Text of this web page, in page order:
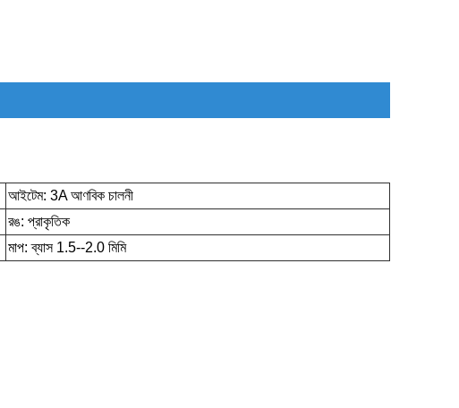
আইটেম: 3A আণবিক চালনী
রঙ: প্রাকৃতিক
মাপ: ব্যাস 1.5--2.0 মিমি